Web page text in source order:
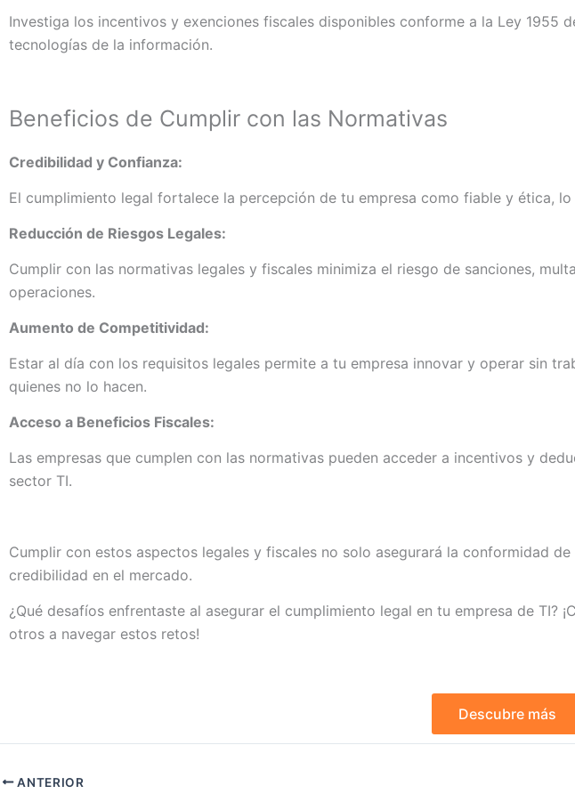
Investiga los incentivos y exenciones fiscales disponibles conforme a la Ley 1955
tecnologías de la información.
Beneficios de Cumplir con las Normativas
Credibilidad y Confianza:
El cumplimiento legal fortalece la percepción de tu empresa como fiable y ética,
Reducción de Riesgos Legales:
Cumplir con las normativas legales y fiscales minimiza el riesgo de sanciones,
operaciones.
Aumento de Competitividad:
Estar al día con los requisitos legales permite a tu empresa innovar y operar sin
quienes no lo hacen.
Acceso a Beneficios Fiscales:
Las empresas que cumplen con las normativas pueden acceder a incentivos y
sector TI.
Cumplir con estos aspectos legales y fiscales no solo asegurará la conformidad
credibilidad en el mercado.
¿Qué desafíos enfrentaste al asegurar el cumplimiento legal en tu empresa de TI?
otros a navegar estos retos!
Descubre más
ANTERIOR